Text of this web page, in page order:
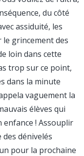
du côté
assiduité, les
grincement des
loin dans cette
trop sur ce point,
dans la minute
vaguement la
élèves qui
enfance ! Assouplir
dénivelés
pour la prochaine